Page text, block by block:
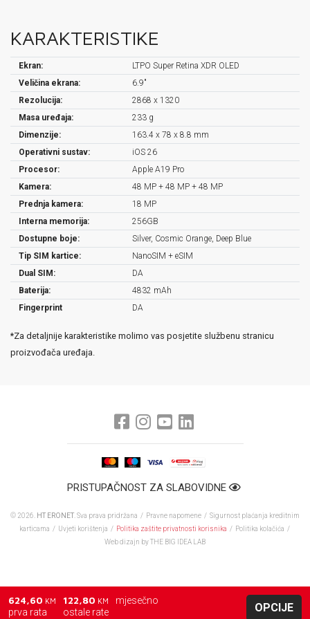
KARAKTERISTIKE
Ekran:
LTPO Super Retina XDR OLED
Veličina ekrana:
6.9"
Rezolucija:
2868 x 1320
Masa uređaja:
233 g
Dimenzije:
163.4 x 78 x 8.8 mm
Operativni sustav:
iOS 26
Procesor:
Apple A19 Pro
Kamera:
48 MP + 48 MP + 48 MP
Prednja kamera:
18 MP
Interna memorija:
256GB
Dostupne boje:
Silver, Cosmic Orange, Deep Blue
Tip SIM kartice:
NanoSIM + eSIM
Dual SIM:
DA
Baterija:
4832 mAh
Fingerprint
DA
*Za detaljnije karakteristike molimo vas posjetite službenu stranicu
proizvođača uređaja.
624,60 KM
prva rata
122,80 KM
ostale rate
mjesečno
OPCIJE
PRISTUPAČNOST ZA SLABOVIDNE
© 2026. HT ERONET . Sva prava pridržana / Pravne napomene / Sigurnost plaćanja kreditnim
karticama / Uvjeti korištenja / Politika zaštite privatnosti korisnika / Politika kolačića /
Web dizajn by THE BIG IDEA LAB